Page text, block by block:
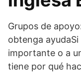
Grupos de
obtenga
importante o a
tiene por qué